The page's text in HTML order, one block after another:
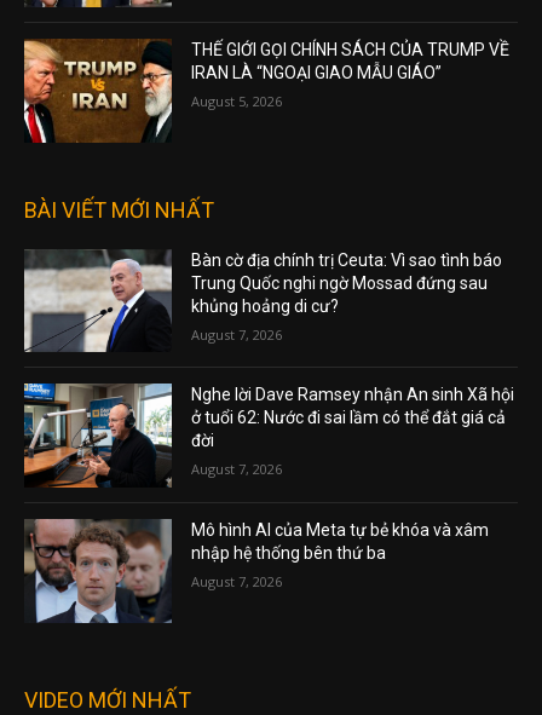
THẾ GIỚI GỌI CHÍNH SÁCH CỦA TRUMP VỀ
IRAN LÀ “NGOẠI GIAO MẪU GIÁO”
August 5, 2026
BÀI VIẾT MỚI NHẤT
Bàn cờ địa chính trị Ceuta: Vì sao tình báo
Trung Quốc nghi ngờ Mossad đứng sau
khủng hoảng di cư?
August 7, 2026
Nghe lời Dave Ramsey nhận An sinh Xã hội
ở tuổi 62: Nước đi sai lầm có thể đắt giá cả
đời
August 7, 2026
Mô hình AI của Meta tự bẻ khóa và xâm
nhập hệ thống bên thứ ba
August 7, 2026
VIDEO MỚI NHẤT